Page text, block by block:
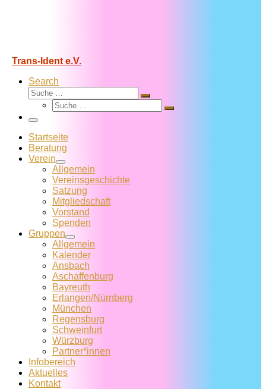
Trans-Ident e.V.
Search
Suche
Suche
Suche
Suche
Menü
Startseite
Beratung
Verein
Allgemein
Vereins­geschichte
Satzung
Mitglied­schaft
Vorstand
Spenden
Gruppen
Allgemein
Kalender
Ansbach
Aschaffenburg
Bayreuth
Erlangen/Nürnberg
München
Regensburg
Schweinfurt
Würzburg
Partner*innen
Infobereich
Aktuelles
Kontakt